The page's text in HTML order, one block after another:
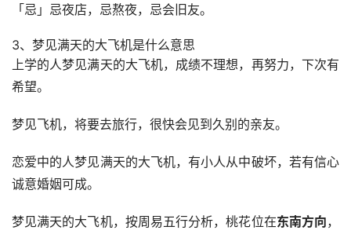
「忌」忌夜店，忌熬夜，忌会旧友。
3、梦见满天的大飞机是什么意思
上学的人梦见满天的大飞机，成绩不理想，再努力，下次有
希望。
梦见飞机，将要去旅行，很快会见到久别的亲友。
恋爱中的人梦见满天的大飞机，有小人从中破坏，若有信心
诚意婚姻可成。
梦见满天的大飞机，按周易五行分析，桃花位在东南方向，